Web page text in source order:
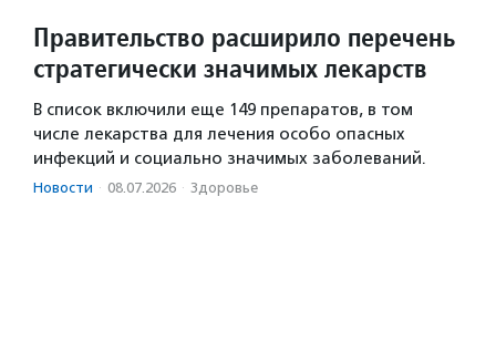
Правительство расширило перечень
стратегически значимых лекарств
В список включили еще 149 препаратов, в том
числе лекарства для лечения особо опасных
инфекций и социально значимых заболеваний.
Новости · 08.07.2026 · Здоровье